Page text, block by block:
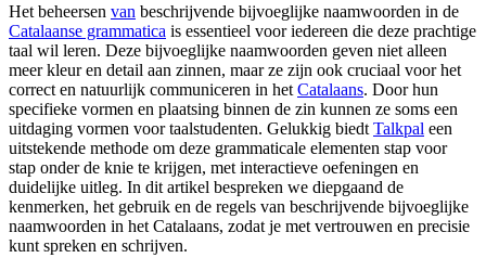
Het beheersen van beschrijvende bijvoeglijke naamwoorden in de
Catalaanse grammatica is essentieel voor iedereen die deze prachtige
taal wil leren. Deze bijvoeglijke naamwoorden geven niet alleen
meer kleur en detail aan zinnen, maar ze zijn ook cruciaal voor het
correct en natuurlijk communiceren in het Catalaans. Door hun
specifieke vormen en plaatsing binnen de zin kunnen ze soms een
uitdaging vormen voor taalstudenten. Gelukkig biedt Talkpal een
uitstekende methode om deze grammaticale elementen stap voor
stap onder de knie te krijgen, met interactieve oefeningen en
duidelijke uitleg. In dit artikel bespreken we diepgaand de
kenmerken, het gebruik en de regels van beschrijvende bijvoeglijke
naamwoorden in het Catalaans, zodat je met vertrouwen en precisie
kunt spreken en schrijven.